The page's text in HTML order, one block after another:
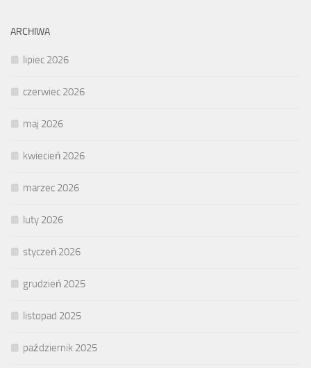
ARCHIWA
lipiec 2026
czerwiec 2026
maj 2026
kwiecień 2026
marzec 2026
luty 2026
styczeń 2026
grudzień 2025
listopad 2025
październik 2025